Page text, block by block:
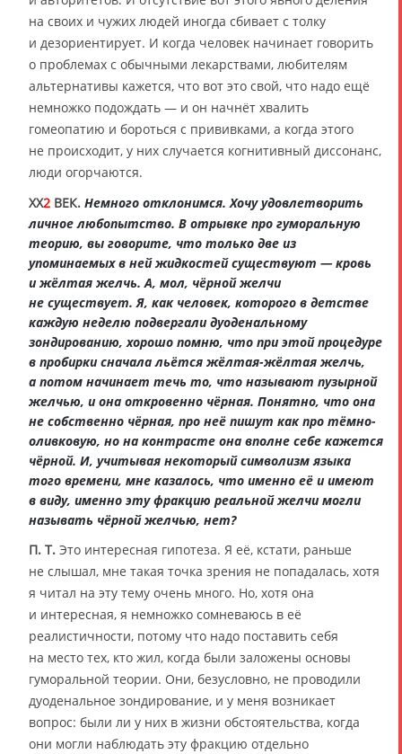
на своих и чужих людей иногда сбивает с толку
и дезориентирует. И когда человек начинает говорить
о проблемах с обычными лекарствами, любителям
альтернативы кажется, что вот это свой, что надо ещё
немножко подождать — и он начнёт хвалить
гомеопатию и бороться с прививками, а когда этого
не происходит, у них случается когнитивный диссонанс,
люди огорчаются.
XX2 ВЕК. Немного отклонимся. Хочу удовлетворить
личное любопытство. В отрывке про гуморальную
теорию, вы говорите, что только две из
упоминаемых в ней жидкостей существуют — кровь
и жёлтая желчь. А, мол, чёрной желчи
не существует. Я, как человек, которого в детстве
каждую неделю подвергали дуоденальному
зондированию, хорошо помню, что при этой процедуре
в пробирки сначала льётся жёлтая-жёлтая желчь,
а потом начинает течь то, что называют пузырной
желчью, и она откровенно чёрная. Понятно, что она
не собственно чёрная, про неё пишут как про тёмно-
оливковую, но на контрасте она вполне себе кажется
чёрной. И, учитывая некоторый символизм языка
того времени, мне казалось, что именно её и имеют
в виду, именно эту фракцию реальной желчи могли
называть чёрной желчью, нет?
П. Т. Это интересная гипотеза. Я её, кстати, раньше
не слышал, мне такая точка зрения не попадалась, хотя
я читал на эту тему очень много. Но, хотя она
и интересная, я немножко сомневаюсь в её
реалистичности, потому что надо поставить себя
на место тех, кто жил, когда были заложены основы
гуморальной теории. Они, безусловно, не проводили
дуоденальное зондирование, и у меня возникает
вопрос: были ли у них в жизни обстоятельства, когда
они могли наблюдать эту фракцию отдельно